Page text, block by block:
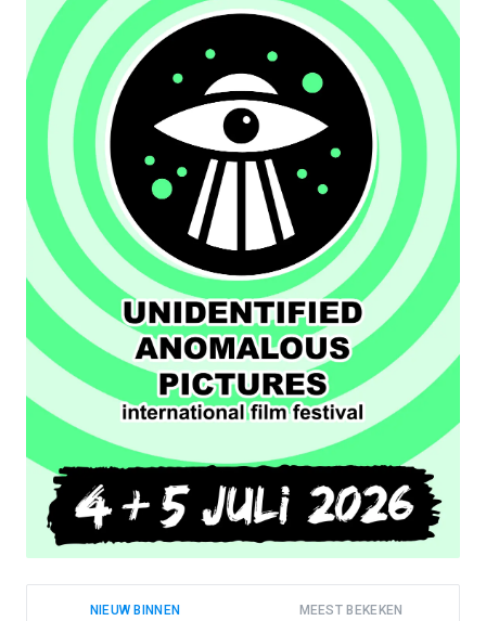
NIEUW BINNEN MEEST BEKEKEN